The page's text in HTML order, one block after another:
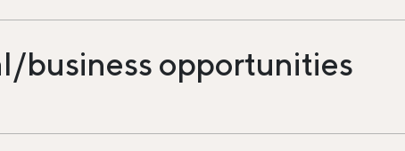
business opportunities